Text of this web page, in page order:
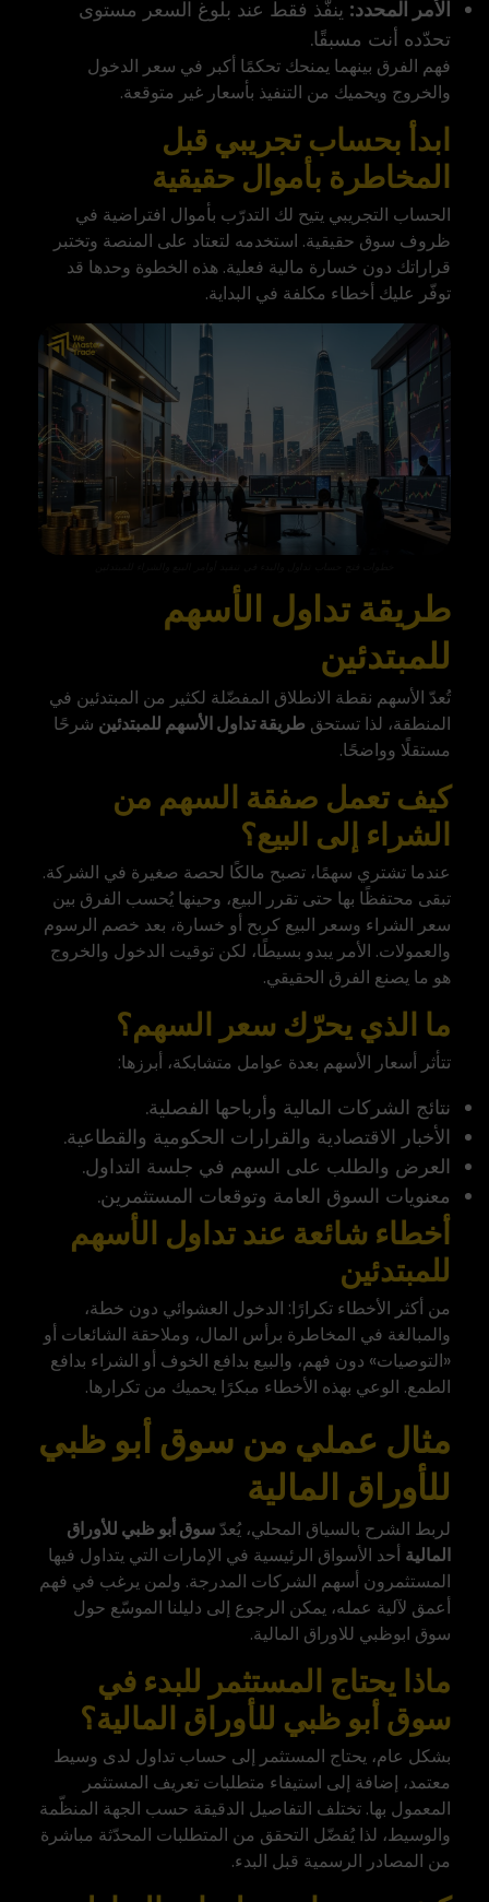
الأمر المحدد: ينفّذ فقط عند بلوغ السعر مستوى
تحدّده أنت مسبقًا.
فهم الفرق بينهما يمنحك تحكمًا أكبر في سعر الدخول
والخروج ويحميك من التنفيذ بأسعار غير متوقعة.
ابدأ بحساب تجريبي قبل
المخاطرة بأموال حقيقية
الحساب التجريبي يتيح لك التدرّب بأموال افتراضية في
ظروف سوق حقيقية. استخدمه لتعتاد على المنصة وتختبر
قراراتك دون خسارة مالية فعلية. هذه الخطوة وحدها قد
توفّر عليك أخطاء مكلفة في البداية.
طريقة تداول الأسهم
للمبتدئين
تُعدّ الأسهم نقطة الانطلاق المفضّلة لكثير من المبتدئين في
المنطقة، لذا تستحق طريقة تداول الأسهم للمبتدئين شرحًا
مستقلًا وواضحًا.
كيف تعمل صفقة السهم من
الشراء إلى البيع؟
عندما تشتري سهمًا، تصبح مالكًا لحصة صغيرة في الشركة.
تبقى محتفظًا بها حتى تقرر البيع، وحينها يُحسب الفرق بين
سعر الشراء وسعر البيع كربح أو خسارة، بعد خصم الرسوم
والعمولات. الأمر يبدو بسيطًا، لكن توقيت الدخول والخروج
هو ما يصنع الفرق الحقيقي.
ما الذي يحرّك سعر السهم؟
تتأثر أسعار الأسهم بعدة عوامل متشابكة، أبرزها:
نتائج الشركات المالية وأرباحها الفصلية.
الأخبار الاقتصادية والقرارات الحكومية والقطاعية.
العرض والطلب على السهم في جلسة التداول.
معنويات السوق العامة وتوقعات المستثمرين.
أخطاء شائعة عند تداول الأسهم
للمبتدئين
من أكثر الأخطاء تكرارًا: الدخول العشوائي دون خطة،
والمبالغة في المخاطرة برأس المال، وملاحقة الشائعات أو
«التوصيات» دون فهم، والبيع بدافع الخوف أو الشراء بدافع
الطمع. الوعي بهذه الأخطاء مبكرًا يحميك من تكرارها.
مثال عملي من سوق أبو ظبي
للأوراق المالية
لربط الشرح بالسياق المحلي، يُعدّسوق أبو ظبي للأوراق
المالية أحد الأسواق الرئيسية في الإمارات التي يتداول فيها
المستثمرون أسهم الشركات المدرجة. ولمن يرغب في فهم
أعمق لآلية عمله، يمكن الرجوع إلى دليلنا الموسّع حول
سوق ابوظبي للاوراق المالية.
ماذا يحتاج المستثمر للبدء في
سوق أبو ظبي للأوراق المالية؟
بشكل عام، يحتاج المستثمر إلى حساب تداول لدى وسيط
معتمد، إضافة إلى استيفاء متطلبات تعريف المستثمر
المعمول بها. تختلف التفاصيل الدقيقة حسب الجهة المنظّمة
والوسيط، لذا يُفضّل التحقق من المتطلبات المحدّثة مباشرة
من المصادر الرسمية قبل البدء.